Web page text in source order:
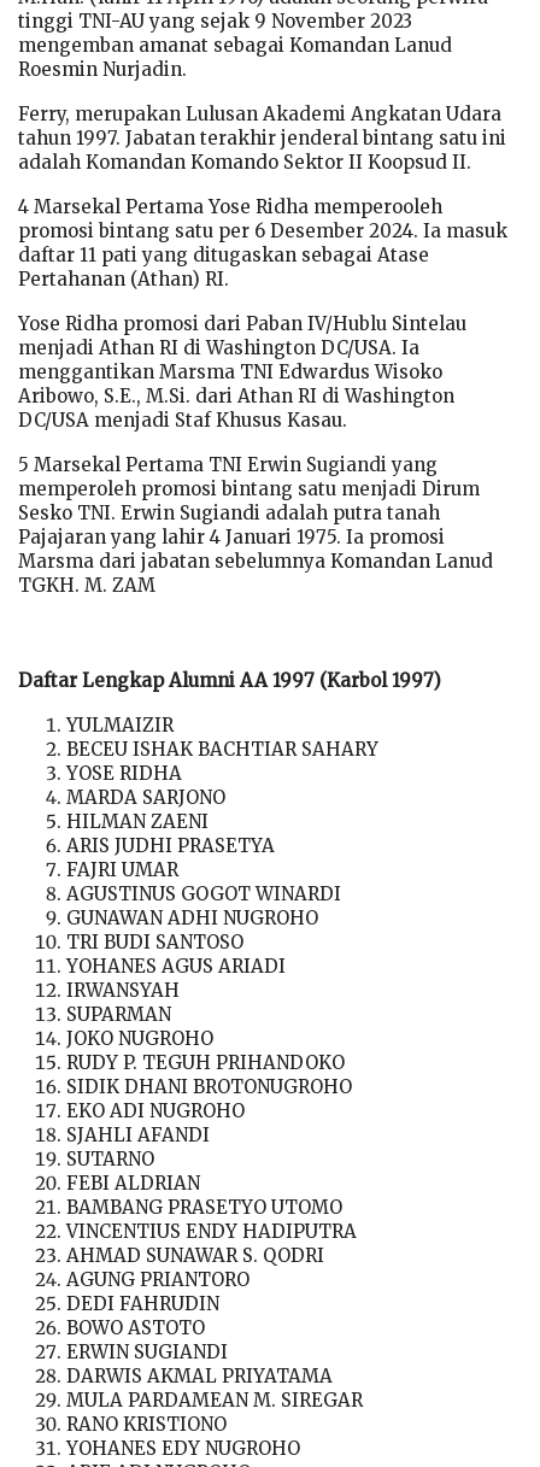
tinggi TNI-AU yang sejak 9 November 2023
mengemban amanat sebagai Komandan Lanud
Roesmin Nurjadin.
Ferry, merupakan Lulusan Akademi Angkatan Udara
tahun 1997. Jabatan terakhir jenderal bintang satu ini
adalah Komandan Komando Sektor II Koopsud II.
4 Marsekal Pertama Yose Ridha memperooleh
promosi bintang satu per 6 Desember 2024. Ia masuk
daftar 11 pati yang ditugaskan sebagai Atase
Pertahanan (Athan) RI.
Yose Ridha promosi dari Paban IV/Hublu Sintelau
menjadi Athan RI di Washington DC/USA. Ia
menggantikan Marsma TNI Edwardus Wisoko
Aribowo, S.E., M.Si. dari Athan RI di Washington
DC/USA menjadi Staf Khusus Kasau.
5 Marsekal Pertama TNI Erwin Sugiandi yang
memperoleh promosi bintang satu menjadi Dirum
Sesko TNI. Erwin Sugiandi adalah putra tanah
Pajajaran yang lahir 4 Januari 1975. Ia promosi
Marsma dari jabatan sebelumnya Komandan Lanud
TGKH. M. ZAM
Daftar Lengkap Alumni AA 1997 (Karbol 1997)
YULMAIZIR
BECEU ISHAK BACHTIAR SAHARY
YOSE RIDHA
MARDA SARJONO
HILMAN ZAENI
ARIS JUDHI PRASETYA
FAJRI UMAR
AGUSTINUS GOGOT WINARDI
GUNAWAN ADHI NUGROHO
TRI BUDI SANTOSO
YOHANES AGUS ARIADI
IRWANSYAH
SUPARMAN
JOKO NUGROHO
RUDY P. TEGUH PRIHANDOKO
SIDIK DHANI BROTONUGROHO
EKO ADI NUGROHO
SJAHLI AFANDI
SUTARNO
FEBI ALDRIAN
BAMBANG PRASETYO UTOMO
VINCENTIUS ENDY HADIPUTRA
AHMAD SUNAWAR S. QODRI
AGUNG PRIANTORO
DEDI FAHRUDIN
BOWO ASTOTO
ERWIN SUGIANDI
DARWIS AKMAL PRIYATAMA
MULA PARDAMEAN M. SIREGAR
RANO KRISTIONO
YOHANES EDY NUGROHO